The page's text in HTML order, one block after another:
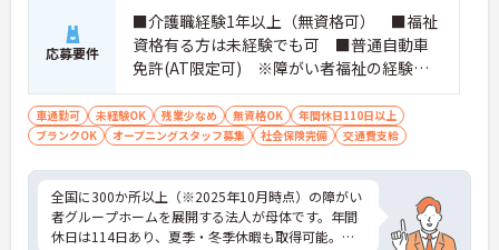
応募要件
■介護職経験1年以上（無資格可） ■福祉
資格有る方は未経験でも可 ■普通自動車
免許(AT限定可) ※障がい者福祉の経験は
不問です。※初任者研修資格 ヘルパー2級以
上の方、実務経験2年以上の方、障がい者福
祉に関する経験をお持ちの方大歓迎
車通勤可 未経験OK 残業少なめ 無資格OK
年間休日110日以上
ブランクOK
オープニングスタッフ募集 社会保険完備 交通費支給
全国に300か所以上（※2025年10月時点）の障がい
者グループホームを展開する法人が母体です。年間
休日は114日あり、夏季・冬季休暇も取得可能。産